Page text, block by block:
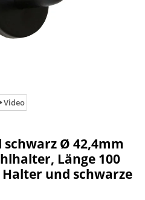
Video
Ø 42,4mm
Länge 100
und schwarze